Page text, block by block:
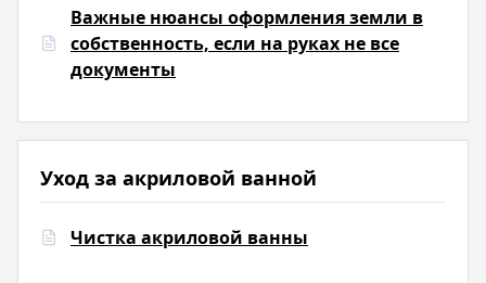
Важные нюансы оформления земли в
собственность, если на руках не все
документы
Уход за акриловой ванной
Чистка акриловой ванны